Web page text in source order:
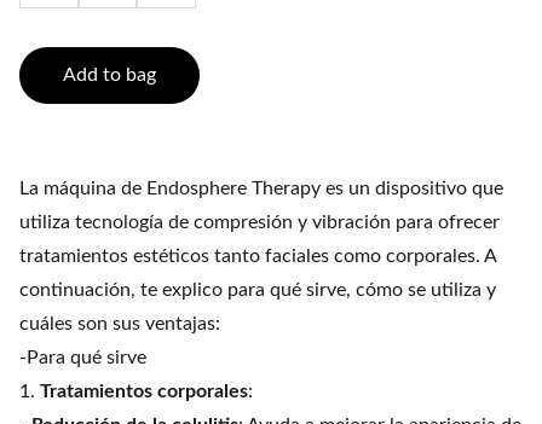
Add to bag
La máquina de Endosphere Therapy es un dispositivo que
utiliza tecnología de compresión y vibración para ofrecer
tratamientos estéticos tanto faciales como corporales. A
continuación, te explico para qué sirve, cómo se utiliza y
cuáles son sus ventajas:
-Para qué sirve
1. Tratamientos corporales: